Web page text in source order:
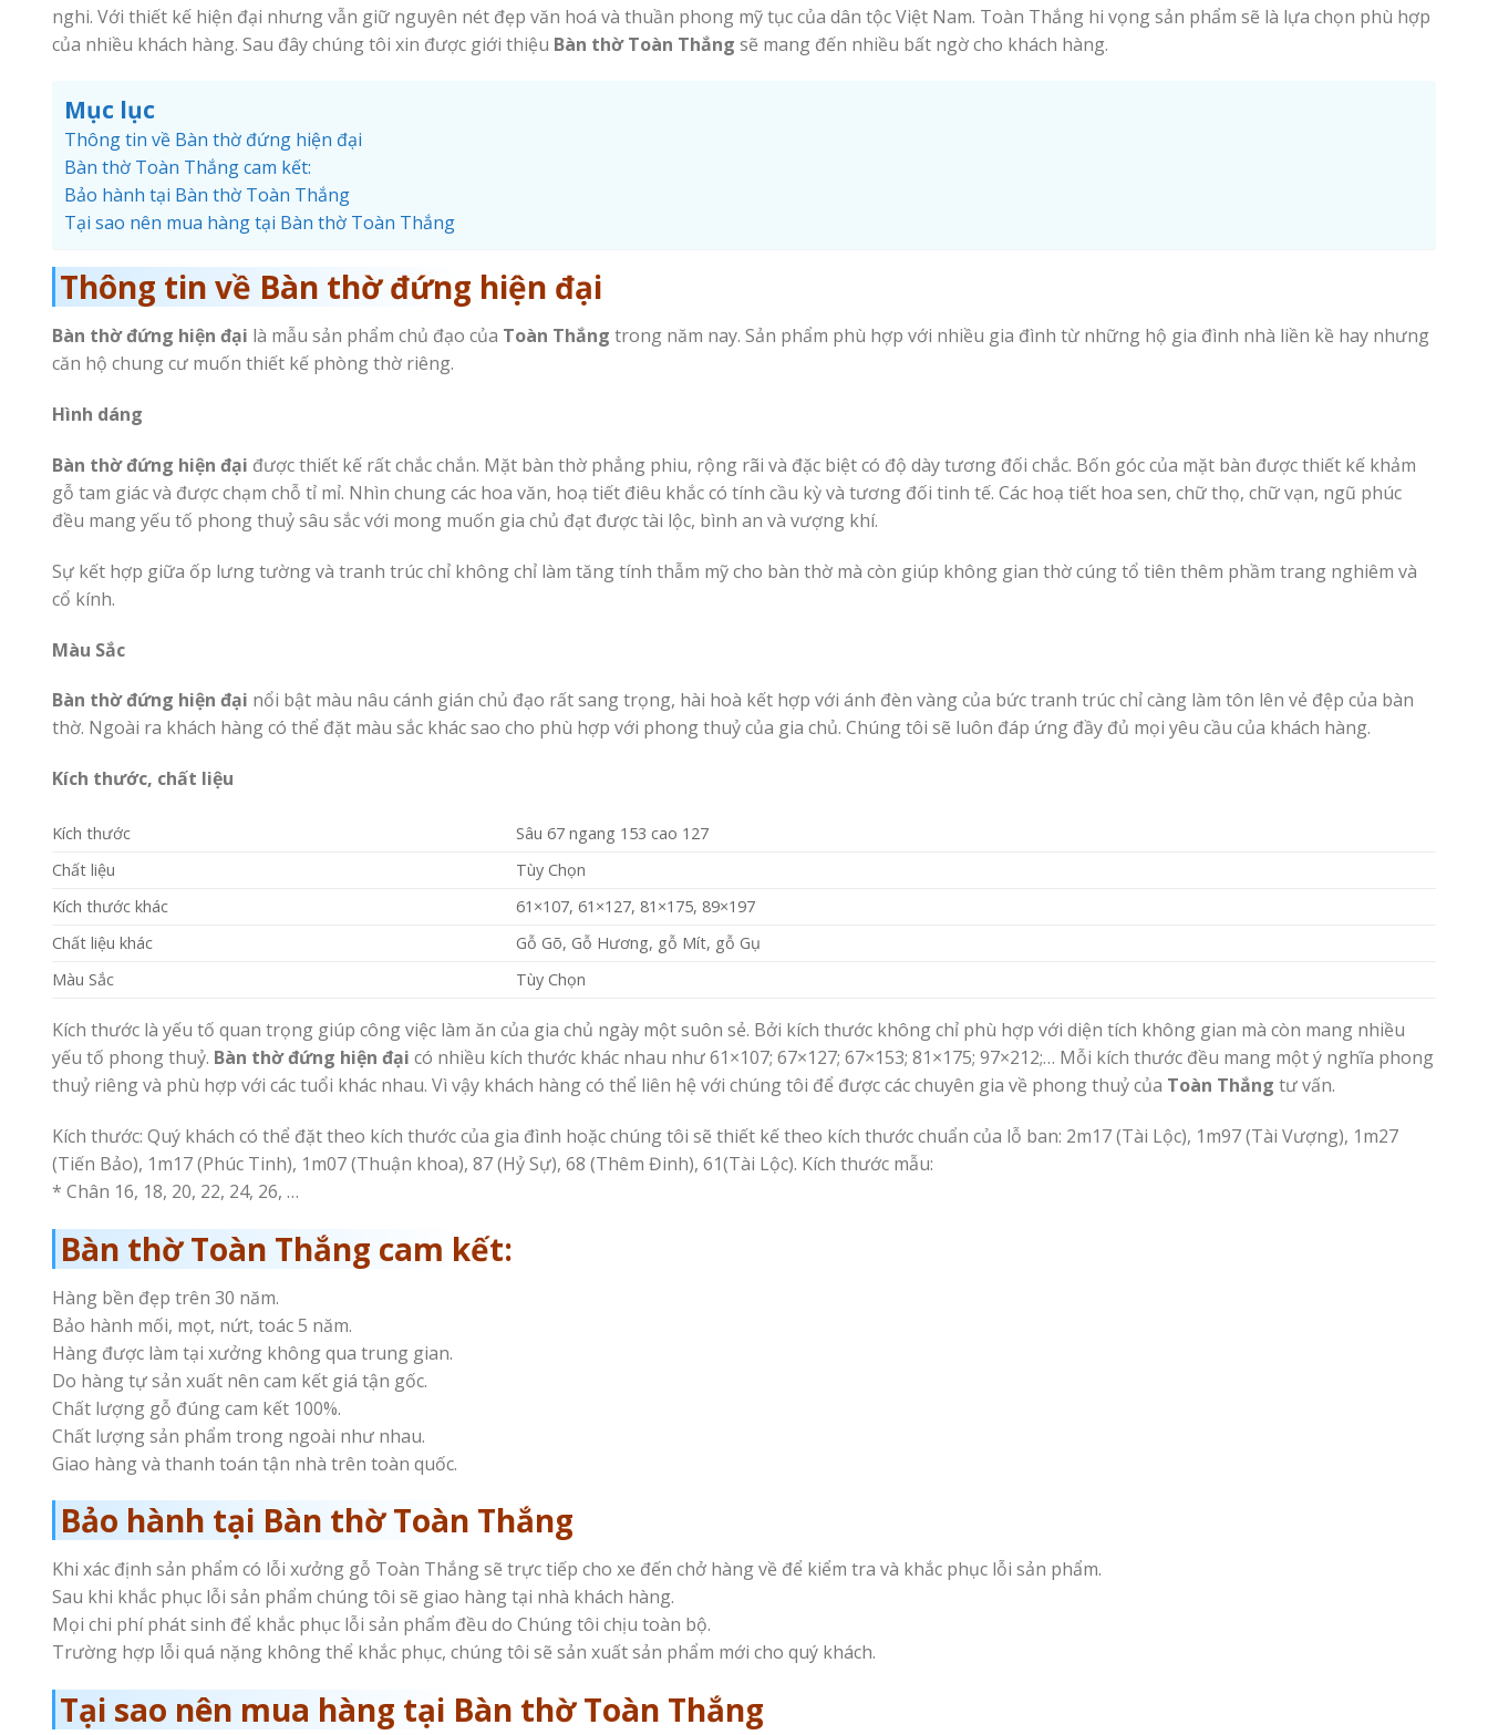
nghi. Với thiết kế hiện đại nhưng vẫn giữ nguyên nét đẹp văn hoá và thuần phong mỹ tục của dân tộc Việt Nam. Toàn Thắng hi vọng sản phẩm sẽ là lựa chọn phù hợp
của nhiều khách hàng. Sau đây chúng tôi xin được giới thiệu Bàn thờ Toàn Thắng sẽ mang đến nhiều bất ngờ cho khách hàng.
Mục lục
Thông tin về Bàn thờ đứng hiện đại
Bàn thờ Toàn Thắng cam kết:
Bảo hành tại Bàn thờ Toàn Thắng
Tại sao nên mua hàng tại Bàn thờ Toàn Thắng
Thông tin về Bàn thờ đứng hiện đại
Bàn thờ đứng hiện đại là mẫu sản phẩm chủ đạo của Toàn Thắng trong năm nay. Sản phẩm phù hợp với nhiều gia đình từ những hộ gia đình nhà liền kề hay nhưng
căn hộ chung cư muốn thiết kế phòng thờ riêng.
Hình dáng
Bàn thờ đứng hiện đại được thiết kế rất chắc chắn. Mặt bàn thờ phẳng phiu, rộng rãi và đặc biệt có độ dày tương đối chắc. Bốn góc của mặt bàn được thiết kế khảm
gỗ tam giác và được chạm chỗ tỉ mỉ. Nhìn chung các hoa văn, hoạ tiết điêu khắc có tính cầu kỳ và tương đối tinh tế. Các hoạ tiết hoa sen, chữ thọ, chữ vạn, ngũ phúc
đều mang yếu tố phong thuỷ sâu sắc với mong muốn gia chủ đạt được tài lộc, bình an và vượng khí.
Sự kết hợp giữa ốp lưng tường và tranh trúc chỉ không chỉ làm tăng tính thẫm mỹ cho bàn thờ mà còn giúp không gian thờ cúng tổ tiên thêm phầm trang nghiêm và
cổ kính.
Màu Sắc
Bàn thờ đứng hiện đại nổi bật màu nâu cánh gián chủ đạo rất sang trọng, hài hoà kết hợp với ánh đèn vàng của bức tranh trúc chỉ càng làm tôn lên vẻ đệp của bàn
thờ. Ngoài ra khách hàng có thể đặt màu sắc khác sao cho phù hợp với phong thuỷ của gia chủ. Chúng tôi sẽ luôn đáp ứng đầy đủ mọi yêu cầu của khách hàng.
Kích thước, chất liệu
Kích thước
Sâu 67 ngang 153 cao 127
Chất liệu
Tùy Chọn
Kích thước khác
61×107, 61×127, 81×175, 89×197
Chất liệu khác
Gỗ Gõ, Gỗ Hương, gỗ Mít, gỗ Gụ
Màu Sắc
Tùy Chọn
Kích thước là yếu tố quan trọng giúp công việc làm ăn của gia chủ ngày một suôn sẻ. Bởi kích thước không chỉ phù hợp với diện tích không gian mà còn mang nhiều
yếu tố phong thuỷ. Bàn thờ đứng hiện đại có nhiều kích thước khác nhau như 61×107; 67×127; 67×153; 81×175; 97×212;… Mỗi kích thước đều mang một ý nghĩa phong
thuỷ riêng và phù hợp với các tuổi khác nhau. Vì vậy khách hàng có thể liên hệ với chúng tôi để được các chuyên gia về phong thuỷ của Toàn Thắng tư vấn.
Kích thước: Quý khách có thể đặt theo kích thước của gia đình hoặc chúng tôi sẽ thiết kế theo kích thước chuẩn của lỗ ban: 2m17 (Tài Lộc), 1m97 (Tài Vượng), 1m27
(Tiến Bảo), 1m17 (Phúc Tinh), 1m07 (Thuận khoa), 87 (Hỷ Sự), 68 (Thêm Đinh), 61(Tài Lộc). Kích thước mẫu:
* Chân 16, 18, 20, 22, 24, 26, …
Bàn thờ Toàn Thắng cam kết:
Hàng bền đẹp trên 30 năm.
Bảo hành mối, mọt, nứt, toác 5 năm.
Hàng được làm tại xưởng không qua trung gian.
Do hàng tự sản xuất nên cam kết giá tận gốc.
Chất lượng gỗ đúng cam kết 100%.
Chất lượng sản phẩm trong ngoài như nhau.
Giao hàng và thanh toán tận nhà trên toàn quốc.
Bảo hành tại Bàn thờ Toàn Thắng
Khi xác định sản phẩm có lỗi xưởng gỗ Toàn Thắng sẽ trực tiếp cho xe đến chở hàng về để kiểm tra và khắc phục lỗi sản phẩm.
Sau khi khắc phục lỗi sản phẩm chúng tôi sẽ giao hàng tại nhà khách hàng.
Mọi chi phí phát sinh để khắc phục lỗi sản phẩm đều do Chúng tôi chịu toàn bộ.
Trường hợp lỗi quá nặng không thể khắc phục, chúng tôi sẽ sản xuất sản phẩm mới cho quý khách.
Tại sao nên mua hàng tại Bàn thờ Toàn Thắng